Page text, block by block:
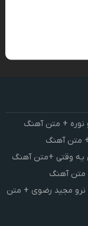
نوره + متن آهنگ
متن آهنگ
یه وقتی +متن آهنگ
متن آهنگ
نرو مجید رضوی + متن